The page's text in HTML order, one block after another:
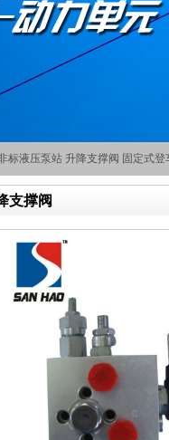
标液压泵站 升降支撑阀 固定式
支撑阀